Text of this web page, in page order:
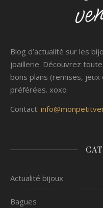
Blog d’actualité sur les
joaillerie. Découvrez
bons plans (remises,
préférées. xoxo
Contact:
Actualité bijoux
Bagues